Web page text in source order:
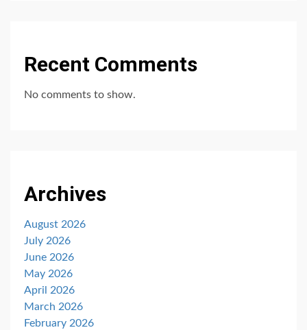
Recent Comments
No comments to show.
Archives
August 2026
July 2026
June 2026
May 2026
April 2026
March 2026
February 2026